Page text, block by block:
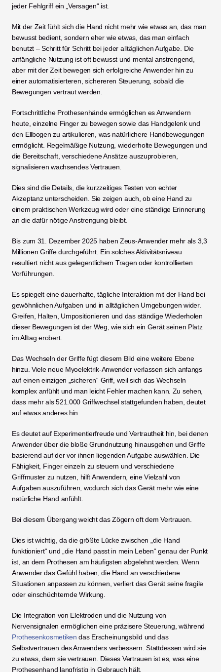
jeder Fehlgriff ein „Versagen“ ist.
Mit der Zeit fühlt sich die Hand nicht mehr wie etwas an, das man
bewusst bedient, sondern eher wie etwas, das man einfach
benutzt – Schritt für Schritt bei jeder alltäglichen Aufgabe. Die
anfängliche Nutzung ist oft bewusst und mental anstrengend,
aber mit der Zeit bewegen sich erfolgreiche Anwender hin zu
einer automatisierteren, sichereren Steuerung, sobald die
Bewegungen vertraut werden.
Fortschrittliche Prothesenhände ermöglichen es Anwendern
heute, einzelne Finger zu bewegen sowie das Handgelenk und
den Ellbogen zu artikulieren, was natürlichere Handbewegungen
ermöglicht. Regelmäßige Nutzung, wiederholte Bewegungen und
die Bereitschaft, verschiedene Ansätze auszuprobieren,
signalisieren wachsendes Vertrauen.
Dies sind die Details, die kurzzeitiges Testen von echter
Akzeptanz unterscheiden. Sie zeigen auch, ob eine Hand zu
einem praktischen Werkzeug wird oder eine ständige Erinnerung
an die dafür nötige Anstrengung bleibt.
Bis zum 31. Dezember 2025 haben Zeus-Anwender mehr als 3,3
Millionen Griffe durchgeführt. Ein solches Aktivitätsniveau
resultiert nicht aus gelegentlichem Tragen oder kontrollierten
Vorführungen.
Es spiegelt eine dauerhafte, tägliche Interaktion mit der Hand bei
gewöhnlichen Aufgaben und in alltäglichen Umgebungen wider.
Greifen, Halten, Umpositionieren und das ständige Wiederholen
dieser Bewegungen ist der Weg, wie sich ein Gerät seinen Platz
im Alltag erobert.
Das Wechseln der Griffe fügt diesem Bild eine weitere Ebene
hinzu. Viele neue Myoelektrik-Anwender verlassen sich anfangs
auf einen einzigen „sicheren“ Griff, weil sich das Wechseln
komplex anfühlt und man leicht Fehler machen kann. Zu sehen,
dass mehr als 521.000 Griffwechsel stattgefunden haben, deutet
auf etwas anderes hin.
Es deutet auf Experimentierfreude und Vertrautheit hin, bei denen
Anwender über die bloße Grundnutzung hinausgehen und Griffe
basierend auf der vor ihnen liegenden Aufgabe auswählen. Die
Fähigkeit, Finger einzeln zu steuern und verschiedene
Griffmuster zu nutzen, hilft Anwendern, eine Vielzahl von
Aufgaben auszuführen, wodurch sich das Gerät mehr wie eine
natürliche Hand anfühlt.
Bei diesem Übergang weicht das Zögern oft dem Vertrauen.
Dies ist wichtig, da die größte Lücke zwischen „die Hand
funktioniert“ und „die Hand passt in mein Leben“ genau der Punkt
ist, an dem Prothesen am häufigsten abgelehnt werden. Wenn
Anwender das Gefühl haben, die Hand an verschiedene
Situationen anpassen zu können, verliert das Gerät seine fragile
oder einschüchternde Wirkung.
Die Integration von Elektroden und die Nutzung von
Prothesenkosmetiken das Erscheinungsbild und das
Selbstvertrauen des Anwenders verbessern. Stattdessen wird sie
zu etwas, dem sie vertrauen. Dieses Vertrauen ist es, was eine
Prothesenhand langfristig in Gebrauch hält.